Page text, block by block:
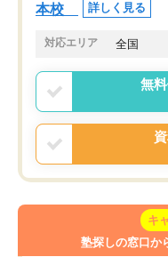
本校 詳しく見る
対応エリア 全国
無
キ
塾探しの窓口か